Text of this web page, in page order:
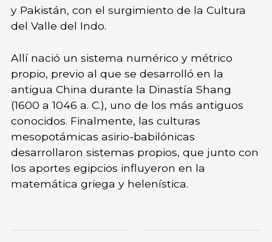
y Pakistán, con el surgimiento de la Cultura
del Valle del Indo.
Allí nació un sistema numérico y métrico
propio, previo al que se desarrolló en la
antigua China durante la Dinastía Shang
(1600 a 1046 a. C.), uno de los más antiguos
conocidos. Finalmente, las culturas
mesopotámicas asirio-babilónicas
desarrollaron sistemas propios, que junto con
los aportes egipcios influyeron en la
matemática griega y helenística.